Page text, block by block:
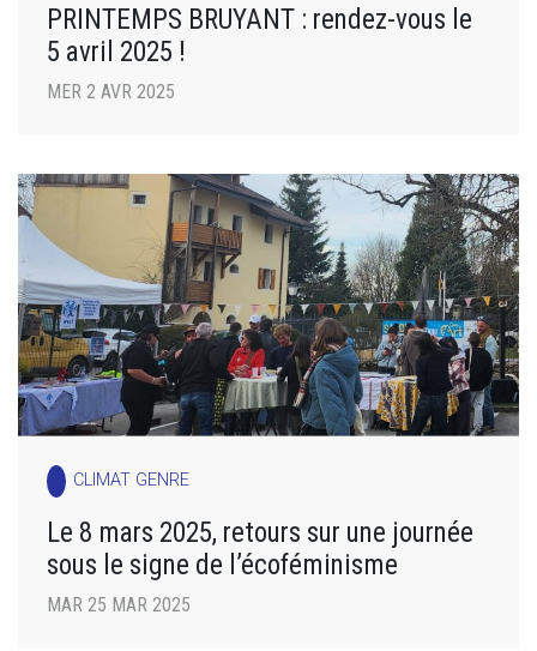
PRINTEMPS BRUYANT : rendez-vous le
5 avril 2025 !
MER 2 AVR 2025
CLIMAT GENRE
Le 8 mars 2025, retours sur une journée
sous le signe de l’écoféminisme
MAR 25 MAR 2025